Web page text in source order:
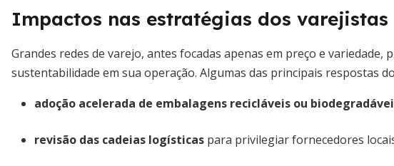
Impactos nas estratégias dos varejistas
Grandes redes de varejo, antes focadas apenas em preço e
sustentabilidade em sua operação. Algumas das principais respostas
adoção acelerada de embalagens recicláveis ou
revisão das cadeias logísticas para privilegiar fornecedores